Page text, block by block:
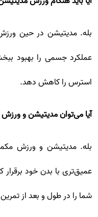
بله. مدیتیشن در حین
عملکرد جسمی را بهبود
استرس را کاهش دهد.
آیا می‌توان مدیتیشن و ورزش
بله. مدیتیشن و ورزش
عمیق‌تری با بدن خود برقرار
شما را در طول و بعد از